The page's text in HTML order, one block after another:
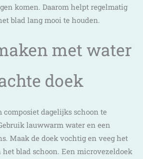
komen. Daarom helpt regelmatig
blad lang mooi te houden.
met water
doek
composiet dagelijks schoon te
lauwwarm water en een
Maak de doek vochtig en veeg het
blad schoon. Een microvezeldoek